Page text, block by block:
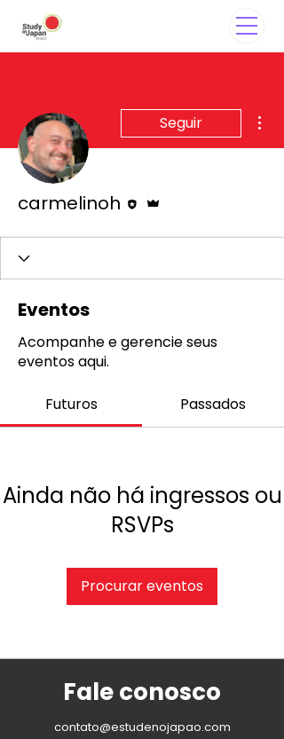
Seguir
carmelinoh
Eventos
Acompanhe e gerencie seus
eventos aqui.
Futuros Passados
Ainda não há ingressos ou
RSVPs
Procurar eventos
Fale conosco
contato@estudenojapao.com